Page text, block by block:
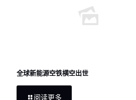
全球新能源空铁横空出世
阅读更多